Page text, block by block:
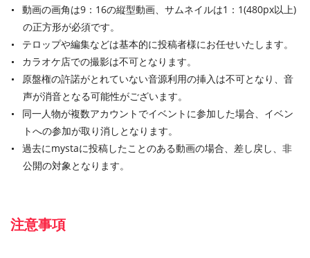
動画の画角は9：16の縦型動画、サムネイルは1：1(480px以上)
の正方形が必須です。
テロップや編集などは基本的に投稿者様にお任せいたします。
カラオケ店での撮影は不可となります。
原盤権の許諾がとれていない音源利用の挿入は不可となり、音
声が消音となる可能性がございます。
同一人物が複数アカウントでイベントに参加した場合、イベン
トへの参加が取り消しとなります。
過去にmystaに投稿したことのある動画の場合、差し戻し、非
公開の対象となります。
注意事項